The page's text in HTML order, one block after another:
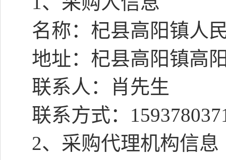
名称： 杞县高阳镇人
地址： 杞县高阳镇高
联系人：
肖先生
联系方式：
2、采购代理机构信息